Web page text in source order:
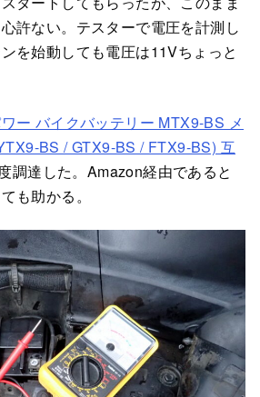
許ない。テスターで電圧を計測し
を始動しても電圧は11Vちょっと
ー バイクバッテリー MTX9-BS メ
BS / GTX9-BS / FTX9-BS) 互
調達した。Amazon経由であると
も助かる。